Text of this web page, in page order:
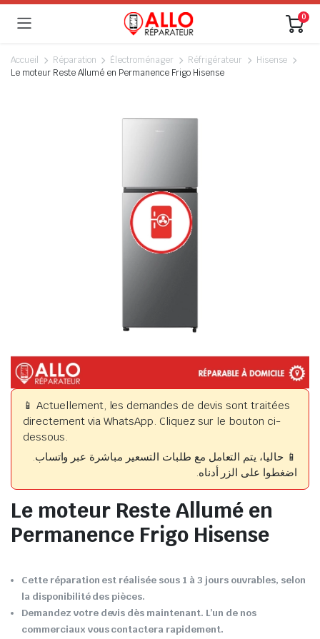
0
Accueil Réparation Électroménager Réfrigérateur
Hisense
Le moteur Reste Allumé en Permanence Frigo Hisense
📱 Actuellement, les demandes de devis sont traitées
directement via WhatsApp. Cliquez sur le bouton ci-
dessous.
📱 حاليا، يتم التعامل مع طلبات التسعير مباشرة عبر واتساب.
اضغطوا على الزر أدناه.
Le moteur Reste Allumé en
Permanence Frigo Hisense
Cette réparation est réalisée sous 1 à 3 jours ouvrables, selon
la disponibilité des pièces.
Demandez votre devis dès maintenant. L’un de nos
commerciaux vous contactera rapidement.